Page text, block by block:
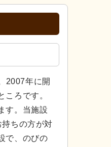
2007年に開
ろです。
す。当施設
ちの方が対
で、のびの